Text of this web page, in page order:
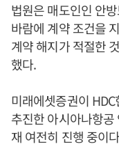
법원은 매도인인 안
바람에 계약 조건을
계약 해지가 적절한
했다.
미래에셋증권이
추진한 아시아나항
재 여전히 진행 중이